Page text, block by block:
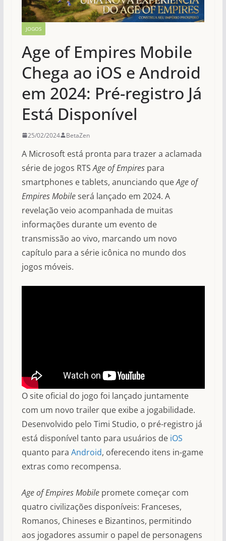
JOGOS
Age of Empires Mobile
Chega ao iOS e Android
em 2024: Pré-registro Já
Está Disponível
25/02/2024 BetaZen
A Microsoft está pronta para trazer a aclamada
série de jogos RTSAge of Empirespara
smartphones e tablets, anunciando queAge of
Empires Mobileserá lançado em 2024. A
revelação veio acompanhada de muitas
informações durante um evento de
transmissão ao vivo, marcando um novo
capítulo para a série icônica no mundo dos
jogos móveis.
O site oficial do jogo foi lançado juntamente
com um novo trailer que exibe a jogabilidade.
Desenvolvido pelo Timi Studio, o pré-registro já
está disponível tanto para usuários de iOS
quanto para Android, oferecendo itens in-game
extras como recompensa.
Age of Empires Mobilepromete começar com
quatro civilizações disponíveis: Franceses,
Romanos, Chineses e Bizantinos, permitindo
aos jogadores assumir o papel de personagens